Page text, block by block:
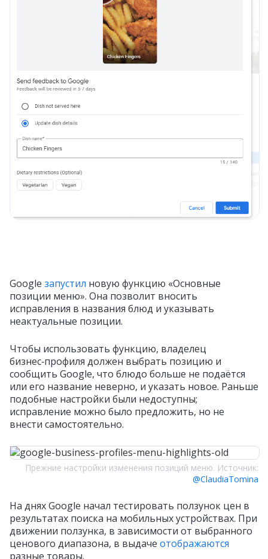
Google запустил новую функцию «Основные
позиции меню». Она позволит вносить
исправления в названия блюд и указывать
неактуальные позиции.
Чтобы использовать функцию, владелец
бизнес‑профиля должен выбрать позицию и
сообщить Google, что блюдо больше не подаётся
или его название неверно, и указать новое. Раньше
подобные настройки были недоступны;
исправление можно было предложить, но не
внести самостоятельно.
Прежние настройки изменения позиций меню. Источник:
@ClaudiaTomina
На днях Google начал тестировать ползунок цен в
результатах поиска на мобильных устройствах. При
движении ползунка, в зависимости от выбранного
ценового диапазона, в выдаче отображаются
разные товары.